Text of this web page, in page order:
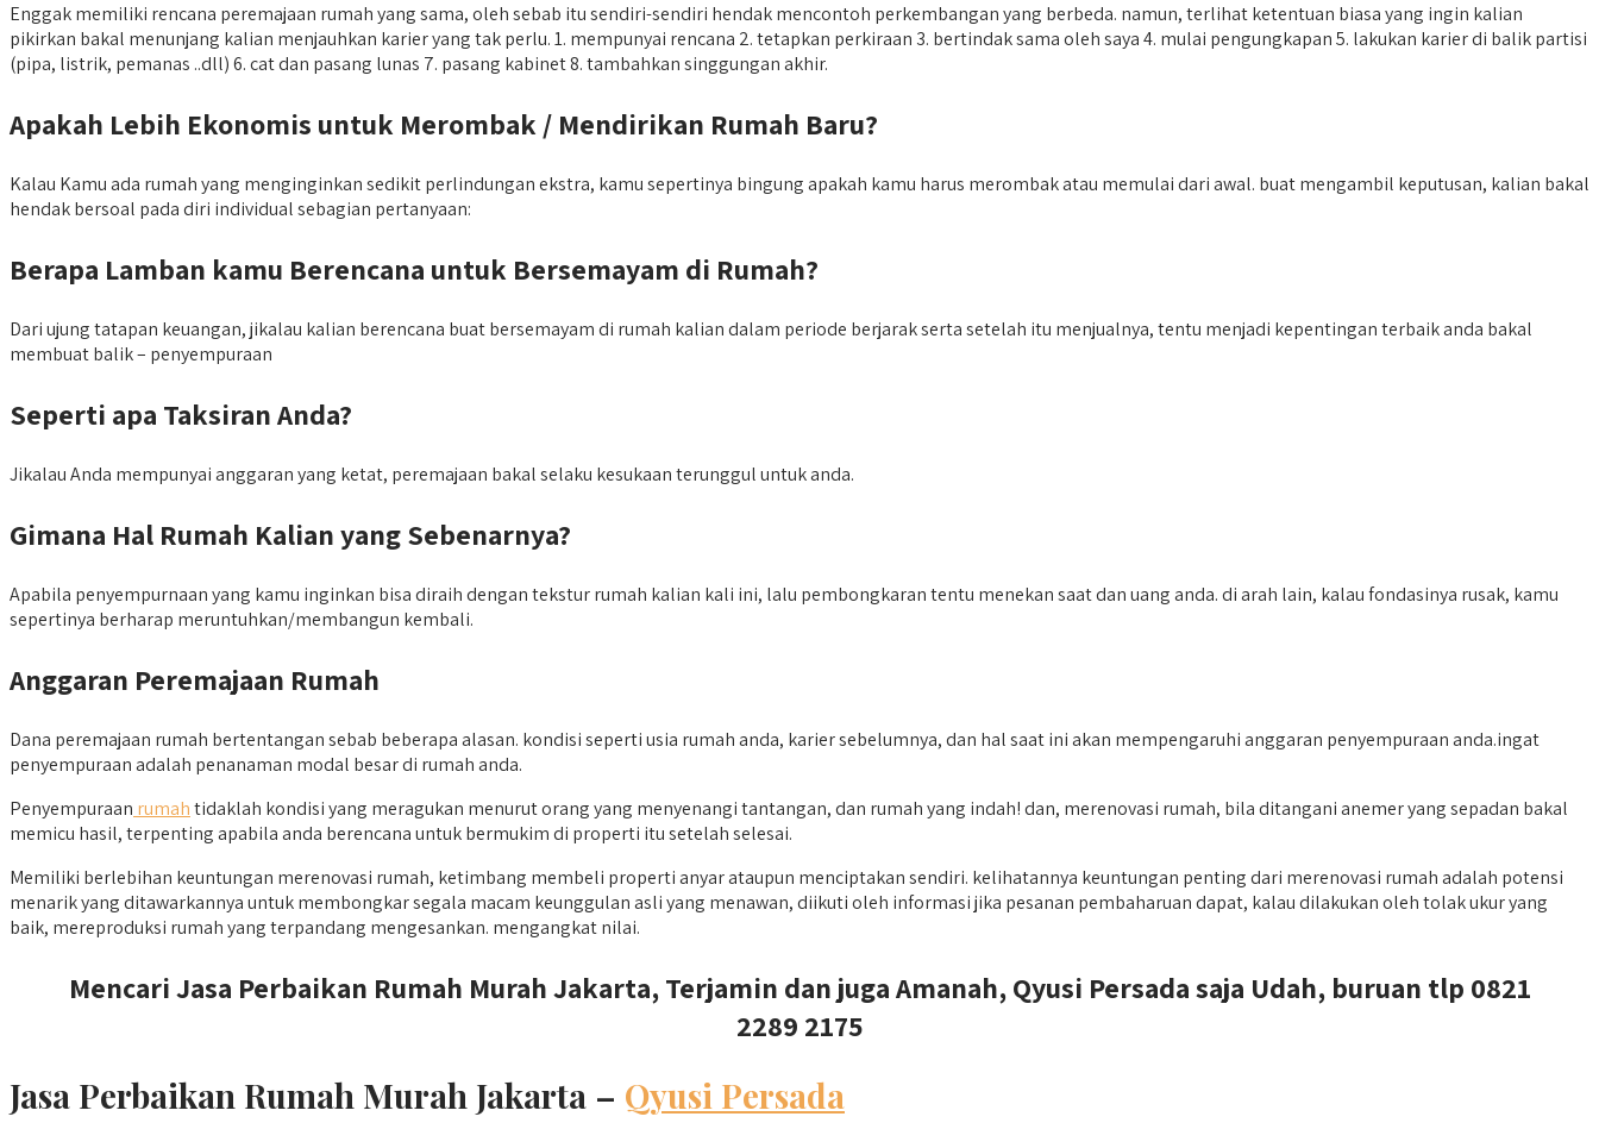
Enggak memiliki rencana peremajaan rumah yang sama, oleh sebab itu sendiri-sendiri hendak mencontoh perkembangan yang berbeda. namun, terlihat ketentuan biasa yang ingin kalian
pikirkan bakal menunjang kalian menjauhkan karier yang tak perlu. 1. mempunyai rencana 2. tetapkan perkiraan 3. bertindak sama oleh saya 4. mulai pengungkapan 5. lakukan karier di balik partisi
(pipa, listrik, pemanas ..dll) 6. cat dan pasang lunas 7. pasang kabinet 8. tambahkan singgungan akhir.
Apakah Lebih Ekonomis untuk Merombak / Mendirikan Rumah Baru?
Kalau Kamu ada rumah yang menginginkan sedikit perlindungan ekstra, kamu sepertinya bingung apakah kamu harus merombak atau memulai dari awal. buat mengambil keputusan, kalian bakal
hendak bersoal pada diri individual sebagian pertanyaan:
Berapa Lamban kamu Berencana untuk Bersemayam di Rumah?
Dari ujung tatapan keuangan, jikalau kalian berencana buat bersemayam di rumah kalian dalam periode berjarak serta setelah itu menjualnya, tentu menjadi kepentingan terbaik anda bakal
membuat balik – penyempuraan
Seperti apa Taksiran Anda?
Jikalau Anda mempunyai anggaran yang ketat, peremajaan bakal selaku kesukaan terunggul untuk anda.
Gimana Hal Rumah Kalian yang Sebenarnya?
Apabila penyempurnaan yang kamu inginkan bisa diraih dengan tekstur rumah kalian kali ini, lalu pembongkaran tentu menekan saat dan uang anda. di arah lain, kalau fondasinya rusak, kamu
sepertinya berharap meruntuhkan/membangun kembali.
Anggaran Peremajaan Rumah
Dana peremajaan rumah bertentangan sebab beberapa alasan. kondisi seperti usia rumah anda, karier sebelumnya, dan hal saat ini akan mempengaruhi anggaran penyempuraan anda.ingat
penyempuraan adalah penanaman modal besar di rumah anda.
Penyempuraan rumahtidaklah kondisi yang meragukan menurut orang yang menyenangi tantangan, dan rumah yang indah! dan, merenovasi rumah, bila ditangani anemer yang sepadan bakal
memicu hasil, terpenting apabila anda berencana untuk bermukim di properti itu setelah selesai.
Memiliki berlebihan keuntungan merenovasi rumah, ketimbang membeli properti anyar ataupun menciptakan sendiri. kelihatannya keuntungan penting dari merenovasi rumah adalah potensi
menarik yang ditawarkannya untuk membongkar segala macam keunggulan asli yang menawan, diikuti oleh informasi jika pesanan pembaharuan dapat, kalau dilakukan oleh tolak ukur yang
baik, mereproduksi rumah yang terpandang mengesankan. mengangkat nilai.
Mencari Jasa Perbaikan Rumah Murah Jakarta, Terjamin dan juga Amanah, Qyusi Persada saja Udah, buruan tlp 0821
2289 2175
Jasa Perbaikan Rumah Murah Jakarta – Qyusi Persada